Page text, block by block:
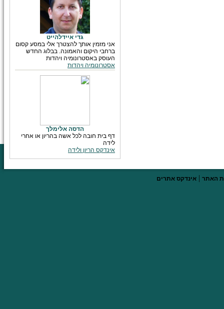
גדי איידלהייט
אני מזמין אותך להצטרך אלי במסע קסום
ברחבי היקום והאמונה. בבלוג החדש
העוסק באסטרונומיה ויהדות
אסטרונומיה ויהדות
הדסה אלימלך
דף בית חובה לכל אשה בהריון או אחרי
לידה
אינדקס הריון ולידה
האתר| אינדקס אתרים